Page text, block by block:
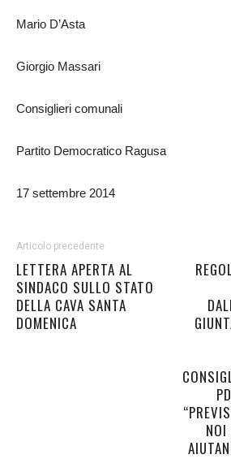
Mario D’Asta
Giorgio Massari
Consiglieri comunali
Partito Democratico Ragusa
17 settembre 2014
Articolo precedente
LETTERA APERTA AL
SINDACO SULLO STATO
DELLA CAVA SANTA
DOMENICA
NOI